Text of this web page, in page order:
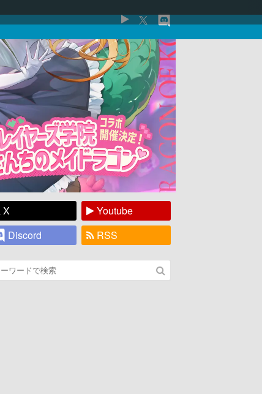
X
Youtube
Discord
RSS